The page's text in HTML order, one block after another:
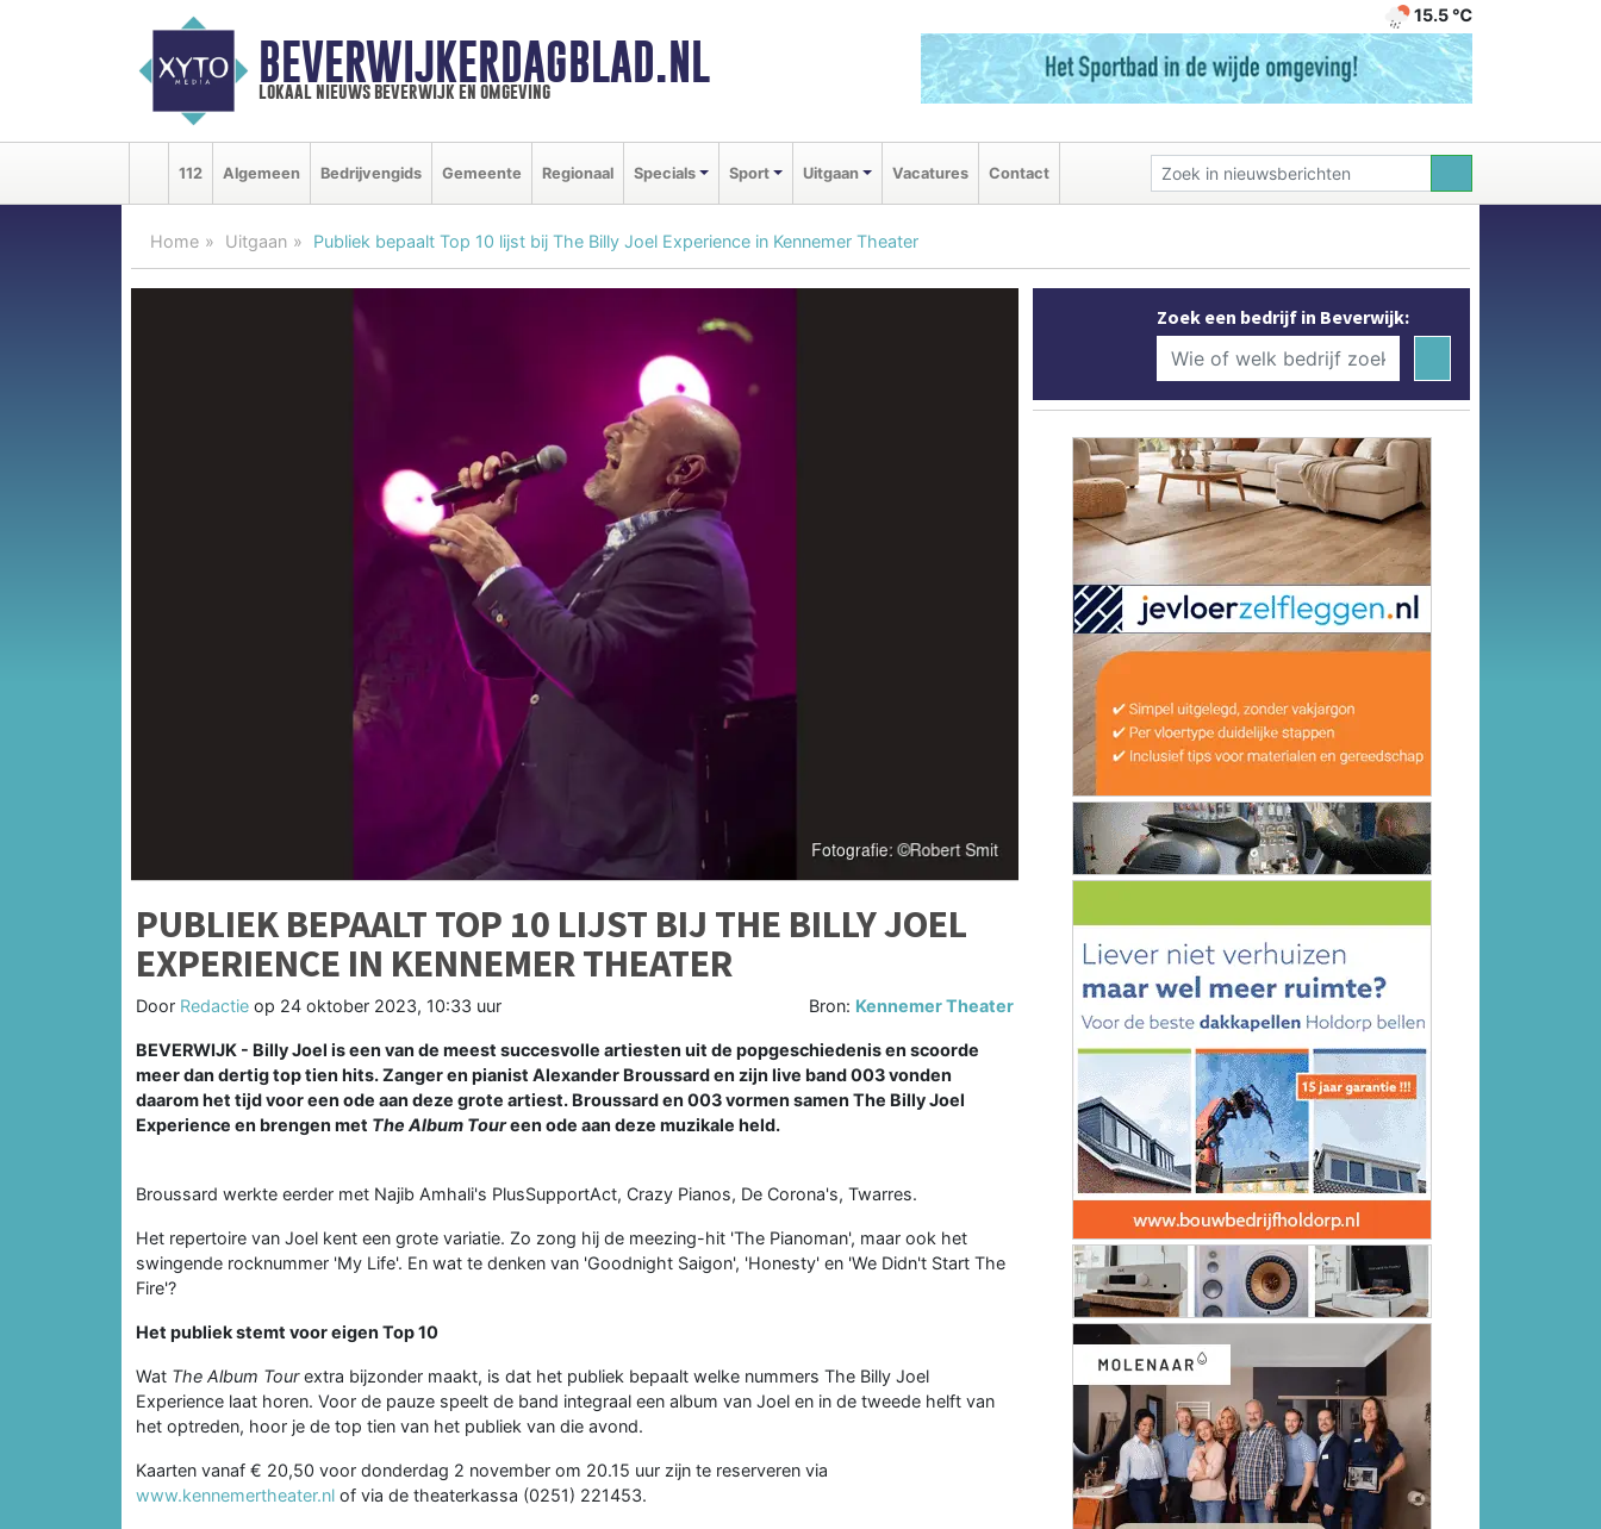
BEVERWIJKERDAGBLAD.NL
lokaal nieuws beverwijk en omgeving
15.5 ℃
112 Algemeen Bedrijvengids Gemeente Regionaal Specials Sport Uitgaan Vacatures Contact
Home Uitgaan Publiek bepaalt Top 10 lijst bij The Billy Joel Experience in Kennemer Theater
PUBLIEK BEPAALT TOP 10 LIJST BIJ THE BILLY JOEL
EXPERIENCE IN KENNEMER THEATER
Door Redactie op 24 oktober 2023, 10:33 uur Bron: Kennemer Theater
BEVERWIJK - Billy Joel is een van de meest succesvolle artiesten uit de popgeschiedenis en scoorde
meer dan dertig top tien hits. Zanger en pianist Alexander Broussard en zijn live band 003 vonden
daarom het tijd voor een ode aan deze grote artiest. Broussard en 003 vormen samen The Billy Joel
Experience en brengen met The Album Toureen ode aan deze muzikale held.
Broussard werkte eerder met Najib Amhali's PlusSupportAct, Crazy Pianos, De Corona's, Twarres.
Het repertoire van Joel kent een grote variatie. Zo zong hij de meezing-hit 'The Pianoman', maar ook het
swingende rocknummer 'My Life'. En wat te denken van 'Goodnight Saigon', 'Honesty' en 'We Didn't Start The
Fire'?
Het publiek stemt voor eigen Top 10
Wat The Album Tourextra bijzonder maakt, is dat het publiek bepaalt welke nummers The Billy Joel
Experience laat horen. Voor de pauze speelt de band integraal een album van Joel en in de tweede helft van
het optreden, hoor je de top tien van het publiek van die avond.
Kaarten vanaf € 20,50 voor donderdag 2 november om 20.15 uur zijn te reserveren via
www.kennemertheater.nl of via de theaterkassa (0251) 221453.
Zoek een bedrijf in Beverwijk: